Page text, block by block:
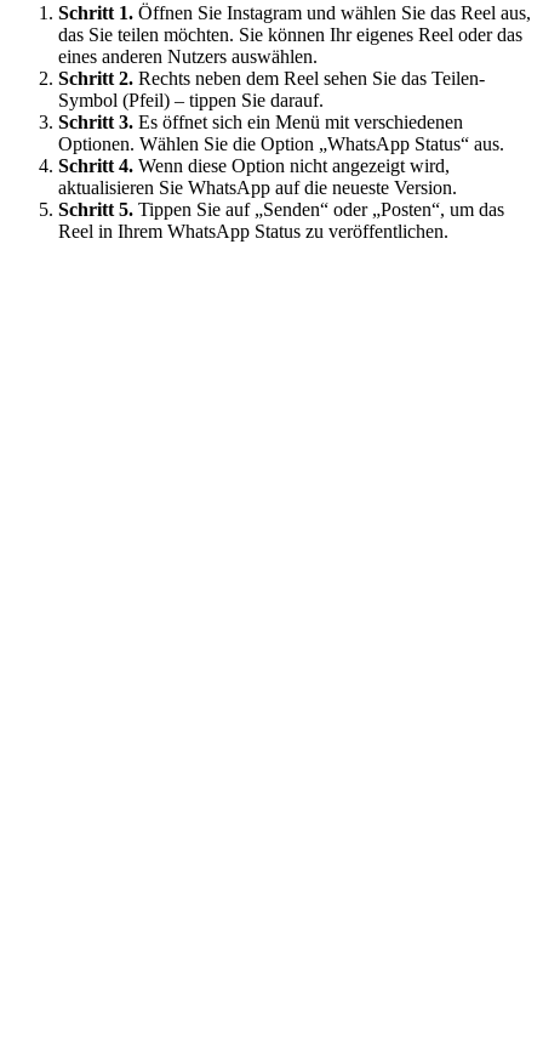
Schritt 1. Öffnen Sie Instagram und wählen Sie das Reel aus,
das Sie teilen möchten. Sie können Ihr eigenes Reel oder das
eines anderen Nutzers auswählen.
Schritt 2. Rechts neben dem Reel sehen Sie das Teilen-
Symbol (Pfeil) – tippen Sie darauf.
Schritt 3. Es öffnet sich ein Menü mit verschiedenen
Optionen. Wählen Sie die Option „WhatsApp Status“ aus.
Schritt 4. Wenn diese Option nicht angezeigt wird,
aktualisieren Sie WhatsApp auf die neueste Version.
Schritt 5. Tippen Sie auf „Senden“ oder „Posten“, um das
Reel in Ihrem WhatsApp Status zu veröffentlichen.